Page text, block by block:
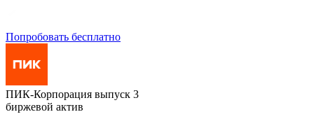
Попробовать бесплатно
ПИК-Корпорация выпуск 3
биржевой актив